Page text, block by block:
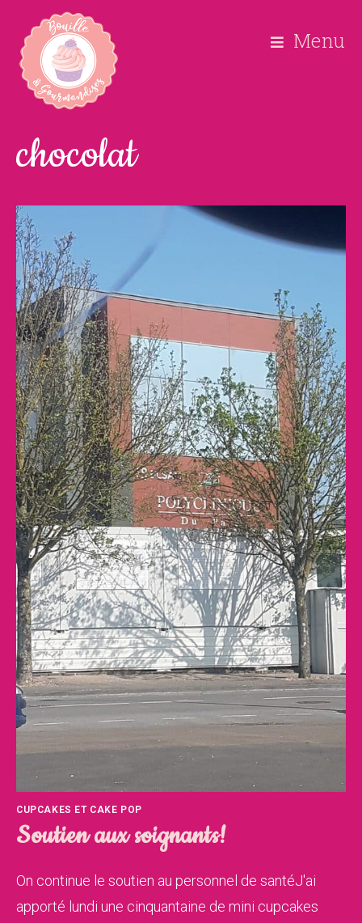
Menu
chocolat
CUPCAKES ET CAKE POP
Soutien aux soignants!
On continue le soutien au personnel de santéJ'ai
apporté lundi une cinquantaine de mini cupcakes